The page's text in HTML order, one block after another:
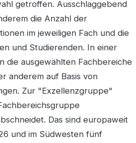
getroffen. Ausschlaggebend
die Anzahl der
im jeweiligen Fach und die
und Studierenden. In einer
die ausgewählten Fachbereiche
anderem auf Basis von
Zur "Exzellenzgruppe"
Das sind europaweit
und im Südwesten fünf